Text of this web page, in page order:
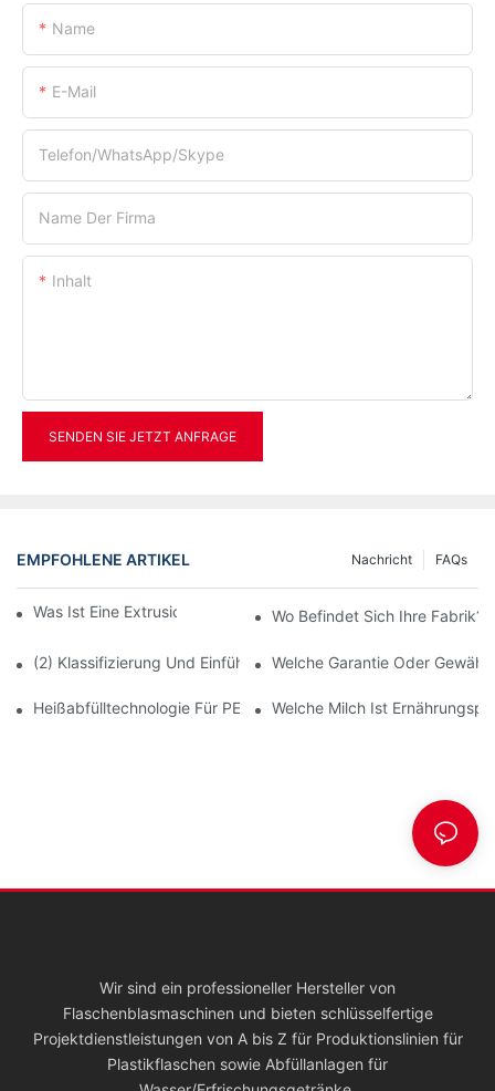
Name
E-Mail
Telefon/WhatsApp/Skype
Name Der Firma
Inhalt
SENDEN SIE JETZT ANFRAGE
EMPFOHLENE ARTIKEL FAQs
Nachricht
Was Ist Eine Extrusionsblasformmaschine?Wo Befindet Sich Ihre Fabrik?
(2) Klassifizierung Und Einführung Von Blasformmaschinen Für
Welche Garantie Oder
Heißabfülltechnologie Für PET-Flaschen (Teil Eins)
Welche Milch Ist
Wir sind ein professioneller Hersteller von
Flaschenblasmaschinen und bieten schlüsselfertige
Projektdienstleistungen von A bis Z für Produktionslinien für
Plastikflaschen sowie Abfüllanlagen für